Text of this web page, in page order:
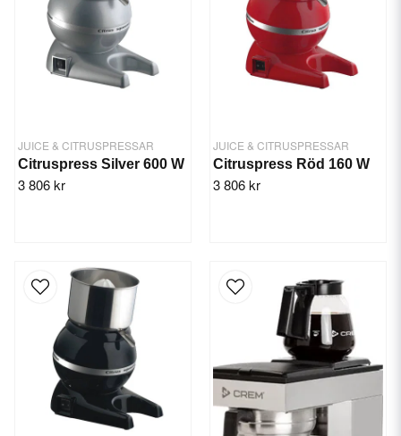
JUICE & CITRUSPRESSAR
Citruspress Silver 600 W
3 806 kr
JUICE & CITRUSPRESSAR
Citruspress Röd 160 W
3 806 kr